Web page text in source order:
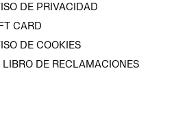
DE PRIVACIDAD
CARD
DE COOKIES
LIBRO DE RECLAMACIONES